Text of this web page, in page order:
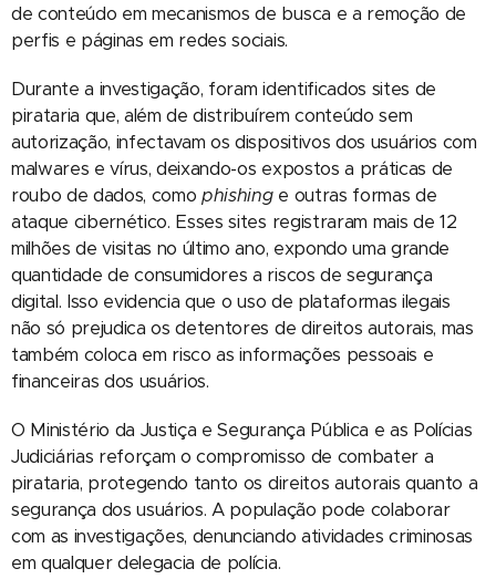
de conteúdo em mecanismos de busca e a remoção de
perfis e páginas em redes sociais.
Durante a investigação, foram identificados sites de
pirataria que, além de distribuírem conteúdo sem
autorização, infectavam os dispositivos dos usuários com
malwares e vírus, deixando-os expostos a práticas de
roubo de dados, comophishing e outras formas de
ataque cibernético. Esses sites registraram mais de 12
milhões de visitas no último ano, expondo uma grande
quantidade de consumidores a riscos de segurança
digital. Isso evidencia que o uso de plataformas ilegais
não só prejudica os detentores de direitos autorais, mas
também coloca em risco as informações pessoais e
financeiras dos usuários.
O Ministério da Justiça e Segurança Pública e as Polícias
Judiciárias reforçam o compromisso de combater a
pirataria, protegendo tanto os direitos autorais quanto a
segurança dos usuários. A população pode colaborar
com as investigações, denunciando atividades criminosas
em qualquer delegacia de polícia.